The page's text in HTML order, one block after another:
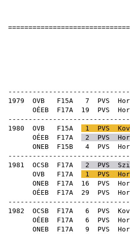
OB
1979 OVB F15A 7 PVS
OÉEB F17A 19 PVS
1980 OVB F15A 1 PVS
OÉEB F17A 2 PVS
ONEB F15B 4 PVS
1981 OCSB F17A 2 PVS
OVB F17A 1 PVS
ONEB F17A 16 PVS
OÉEB F17A 29 PVS
1982 OCSB F17A 6 PVS
OÉEB F17A 6 PVS
ONEB F17A 9 PVS